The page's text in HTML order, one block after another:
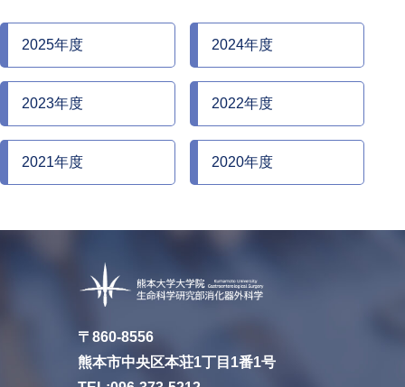
2025年度 2024年度
2023年度 2022年度
2021年度 2020年度
〒860-8556
熊本市中央区本荘1丁目1番1号